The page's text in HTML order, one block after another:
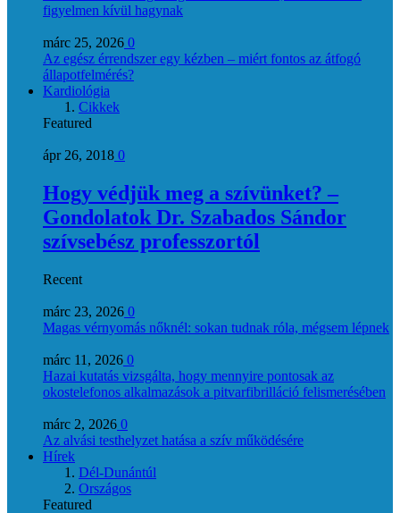
figyelmen kívül hagynak
márc 25, 2026 0
Az egész érrendszer egy kézben – miért fontos az átfogó
állapotfelmérés?
Kardiológia
Cikkek
Featured
ápr 26, 2018 0
Hogy védjük meg a szívünket? –
Gondolatok Dr. Szabados Sándor
szívsebész professzortól
Recent
márc 23, 2026 0
Magas vérnyomás nőknél: sokan tudnak róla, mégsem lépnek
márc 11, 2026 0
Hazai kutatás vizsgálta, hogy mennyire pontosak az
okostelefonos alkalmazások a pitvarfibrilláció felismerésében
márc 2, 2026 0
Az alvási testhelyzet hatása a szív működésére
Hírek
Dél-Dunántúl
Országos
Featured